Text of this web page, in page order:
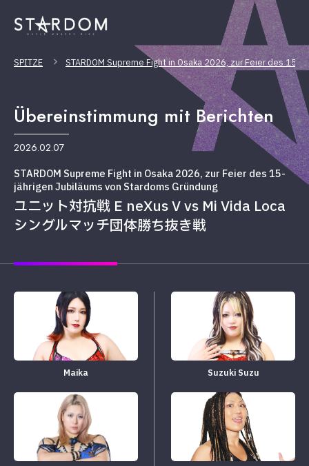
SPITZE STARDOM Supreme Fight in Osaka 2026, zur Feier des 15-
Übereinstimmung mit Berichten
2026.02.07
STARDOM Supreme Fight in Osaka 2026, zur Feier des 15-
jährigen Jubiläums von Stardoms Gründung
ユニット対抗戦 E neXus V vs Mi Vida Loca
シングルマッチ団体勝ち抜き戦
Maika Suzuki Suzu